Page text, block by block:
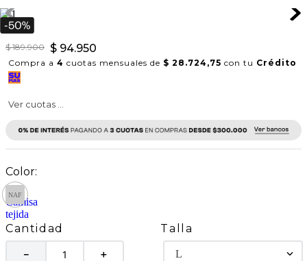
$ 189.900 $ 94.950
Compra a 4 cuotas mensuales de $ 28.724,75 con tu Crédito
Ver cuotas ...
Cantidad
＋
－
Talla
L